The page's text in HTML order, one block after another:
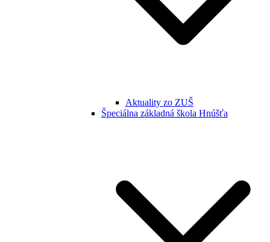
Aktuality zo ZUŠ
Špeciálna základná škola Hnúšťa